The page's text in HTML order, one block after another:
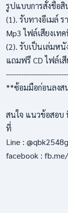
รูปแบบการสั่งชื้อสิ
(1). รับทางอีเมล์
Mp3 ไฟล์เสียงเ
(2). รับเป็นเล่มห
แถมฟรี CD ไฟล์เ
**ซ้อมมือก่อนลงส
สนใจ แนวข้อสอบ
ที่
Line :
facebook :